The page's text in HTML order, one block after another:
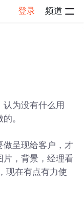
登录 频道
为没有什么用
。
做呈现给客户，才
片，背景，经理看
现在有点有力使